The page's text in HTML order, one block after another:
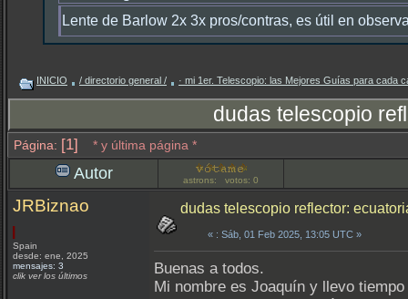
Lente de Barlow 2x 3x pros/contras, es útil en
INICIO / directorio general / · mi 1er. Telescopio: las Mejores Guías para cada
dudas telescopio
Página: [1] * y última página *
Autor astrons: votos: 0
JRBiznao
Spain
desde: ene, 2025
mensajes: 3
clik ver los últimos
dudas telescopio reflector:
« : Sáb, 01 Feb 2025, 13:05 UTC »
Buenas a todos.
Mi nombre es Joaquín y llevo